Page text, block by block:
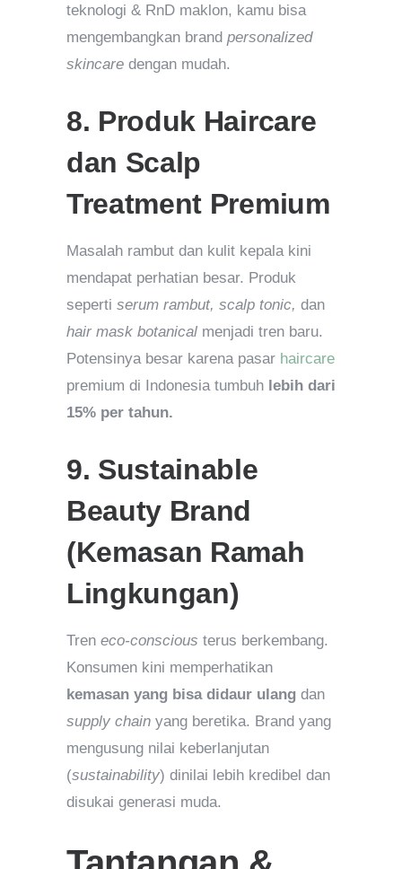
teknologi & RnD maklon, kamu bisa
mengembangkan brand personalized
skincare dengan mudah.
8. Produk Haircare
dan Scalp
Treatment Premium
Masalah rambut dan kulit kepala kini
mendapat perhatian besar. Produk
seperti serum rambut, scalp tonic, dan
hair mask botanical menjadi tren baru.
Potensinya besar karena pasar haircare
premium di Indonesia tumbuh lebih dari
15% per tahun.
9. Sustainable
Beauty Brand
(Kemasan Ramah
Lingkungan)
Tren eco-conscious terus berkembang.
Konsumen kini memperhatikan
kemasan yang bisa didaur ulang dan
supply chain yang beretika. Brand yang
mengusung nilai keberlanjutan
(sustainability) dinilai lebih kredibel dan
disukai generasi muda.